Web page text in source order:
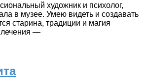
художник и психолог,
в музее. Умею видеть и создавать
старина, традиции и магия
—